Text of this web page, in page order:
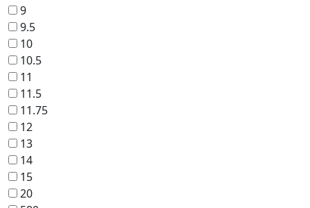
9
9.5
10
10.5
11
11.5
11.75
12
13
14
15
20